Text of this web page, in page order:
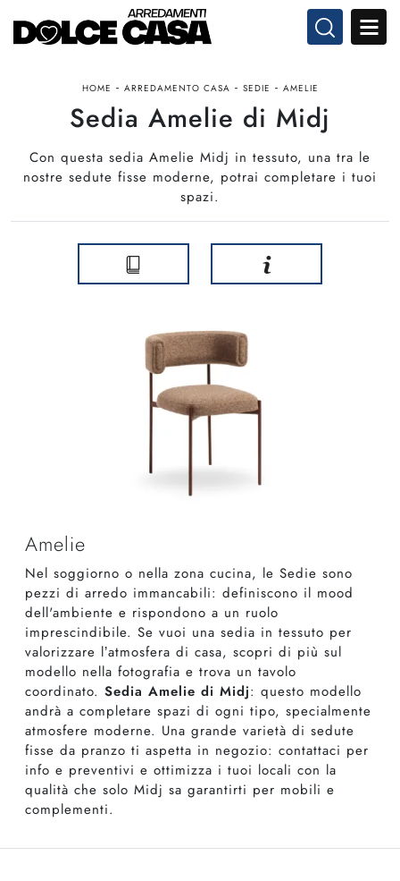
HOME - ARREDAMENTO CASA - SEDIE - AMELIE
Sedia Amelie di Midj
Con questa sedia Amelie Midj in tessuto, una tra le
nostre sedute fisse moderne, potrai completare i tuoi
spazi.
Amelie
Nel soggiorno o nella zona cucina, le Sedie sono
pezzi di arredo immancabili: definiscono il mood
dell'ambiente e rispondono a un ruolo
imprescindibile. Se vuoi una sedia in tessuto per
valorizzare l’atmosfera di casa, scopri di più sul
modello nella fotografia e trova un tavolo
coordinato. Sedia Amelie di Midj: questo modello
andrà a completare spazi di ogni tipo, specialmente
atmosfere moderne. Una grande varietà di sedute
fisse da pranzo ti aspetta in negozio: contattaci per
info e preventivi e ottimizza i tuoi locali con la
qualità che solo Midj sa garantirti per mobili e
complementi.